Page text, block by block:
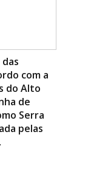
com a
do Alto
de
Serra
pelas